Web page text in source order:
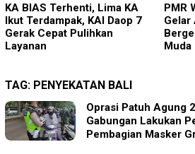
PMR Wira SMKN 1 Jember
Gelar ABHINAYA 2026, Ajang
Bergengsi Cetak Relawan
Muda Berprestasi
Satu
TAG: PENYEKATAN BALI
Oprasi Patuh Agung
Gabungan Lakukan
Pembagian Masker